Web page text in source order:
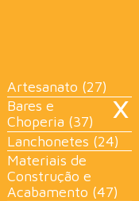
×
Artesanato (27)
Bares e
Choperia (37)
Lanchonetes (24)
Materiais de
Construção e
Acabamento (47)